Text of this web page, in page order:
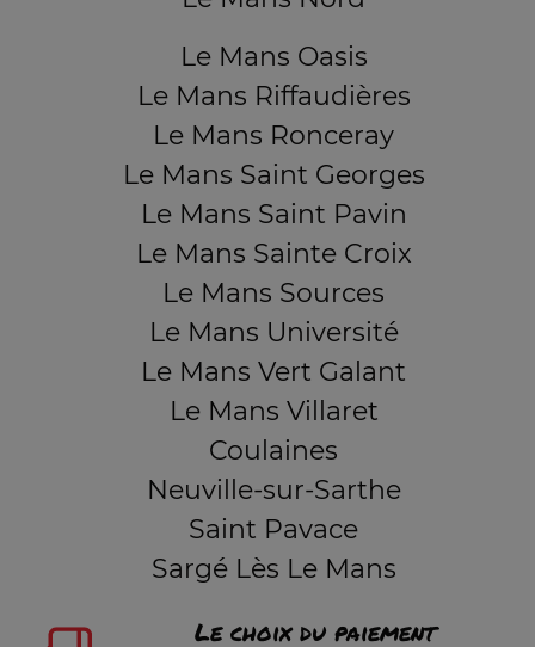
Le Mans Oasis
Le Mans Riffaudières
Le Mans Ronceray
Le Mans Saint Georges
Le Mans Saint Pavin
Le Mans Sainte Croix
Le Mans Sources
Le Mans Université
Le Mans Vert Galant
Le Mans Villaret
Coulaines
Neuville-sur-Sarthe
Saint Pavace
Sargé Lès Le Mans
Le choix du paiement